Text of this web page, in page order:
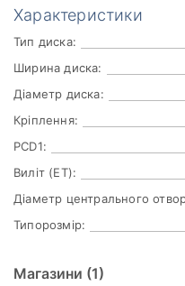
Характеристики
Тип диска:
Ширина диска:
Діаметр диска:
Кріплення:
PCD1:
Виліт (ET):
Діаметр центрального
Типорозмір:
Магазини (1)